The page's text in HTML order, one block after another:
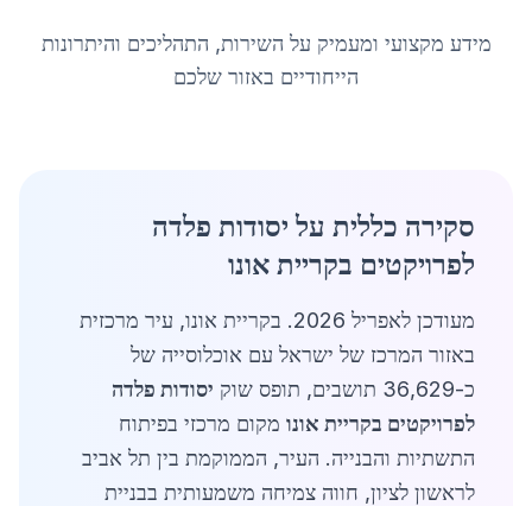
מידע מקצועי ומעמיק על השירות, התהליכים והיתרונות
הייחודיים באזור שלכם
סקירה כללית על יסודות פלדה
לפרויקטים בקריית אונו
מעודכן לאפריל 2026. בקריית אונו, עיר מרכזית
באזור המרכז של ישראל עם אוכלוסייה של
כ-36,629 תושבים, תופס שוק
יסודות פלדה
לפרויקטים בקריית אונו מקום מרכזי בפיתוח
התשתיות והבנייה. העיר, הממוקמת בין תל אביב
לראשון לציון, חווה צמיחה משמעותית בבניית